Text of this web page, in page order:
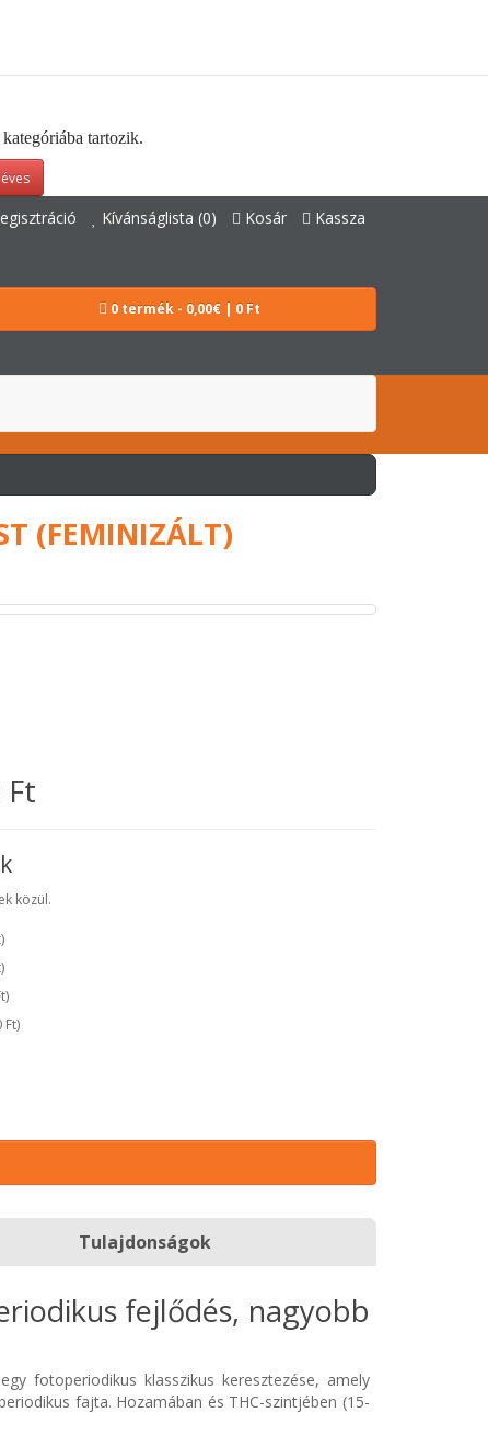
tartozik.
Kívánságlista (0) Kosár Kassza
0 termék - 0,00€ | 0 Ft
(FEMINIZÁLT)
Ft
közül.
)
)
)
Ft)
Tulajdonságok
fejlődés, nagyobb
fotoperiodikus klasszikus keresztezése, amely
fajta. Hozamában és THC-szintjében (15-